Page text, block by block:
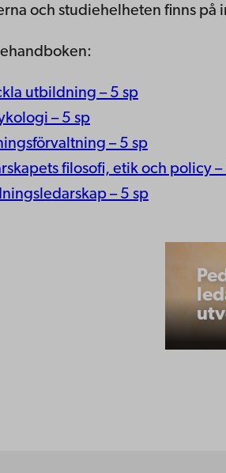
och studiehelheten finns
utbildning – 5 sp
– 5 sp
– 5 sp
filosofi, etik och policy –
– 5 sp
och